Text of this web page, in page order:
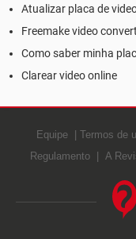
Atualizar placa de
Freemake video
Como saber minha
Clarear video online
Equipe Termos de
Regulamento
A